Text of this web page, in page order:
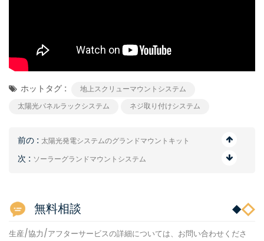
ホットタグ :
地上スクリューマウントシステム
太陽光パネルラックシステム
ネジ取り付けシステム
前の : 太陽光発電システムのグランドマウントキット
次 : ソーラーグランドマウントシステム
無料相談
生産/協力/アフターサービスの詳細については、お問い合わせくださ